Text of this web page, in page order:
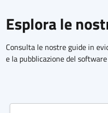
Esplora le
Consulta le nostre guide in
e la pubblicazione del software